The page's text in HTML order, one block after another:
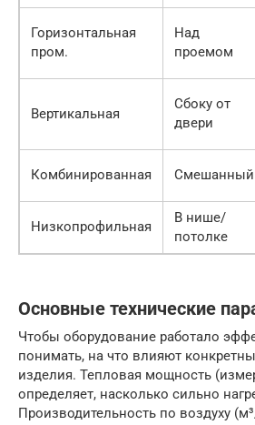
Горизонтальная
пром.
Над
проемом
Вертикальная
Сбоку от
двери
Комбинированная Смешанный
Низкопрофильная
В нише/
потолке
Основные технические
Чтобы оборудование работало
понимать, на что влияют
изделия. Тепловая мощность
определяет, насколько сильно
Производительность по воздуху